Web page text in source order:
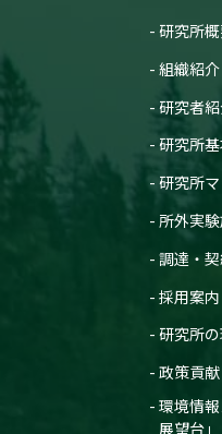
研究所
組織紹介
研究者
研究所
研究所
所外実
調達・
採用案内
研究所
政策貢献
環境情
展望台」